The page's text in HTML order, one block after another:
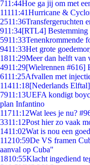
711:44Hoe ga jij om met
11111:41Hurricane &
2511:36Transfergeruchten
911:34[RTL4] Bestemming
5911:33Tenenkrommende
9411:33Het grote
1811:29Meer dan helft van
4911:29[Wielrennen #616]
6111:25Afvallen met
11411:18[Nederlands
7911:13UEFA kondigt
plan Infantino
11711:12Wat lees je nu?
3311:12Post hier zo vaak
1411:02Wat is nou een
11210:59De VS framen
aanval op Cuba"
1810:55Klacht ingediend